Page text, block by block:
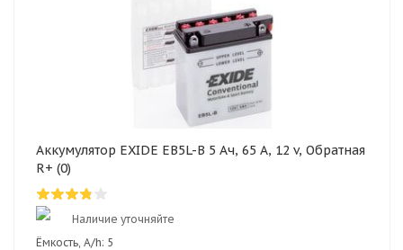
Аккумулятор EXIDE EB5L-B 5 Ач, 65 А, 12 v, Обратная
R+ (0)
Наличие уточняйте
Ёмкость, A/h: 5